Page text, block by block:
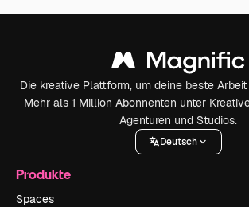
Die kreative Plattform, um deine beste
Mehr als 1 Million Abonnenten unter
Agenturen und Studios.
Deutsch
Produkte
Spaces